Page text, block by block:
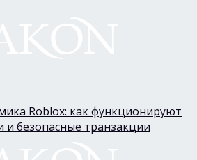
Roblox: как функционируют
безопасные транзакции